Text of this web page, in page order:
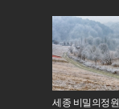
세종 비밀의정원